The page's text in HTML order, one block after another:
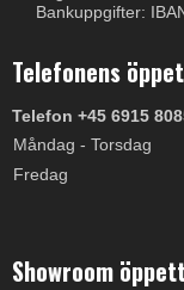
Bankuppgifter:
Telefonens
Telefon +45 6915
Måndag - Torsdag
Fredag
Showroom